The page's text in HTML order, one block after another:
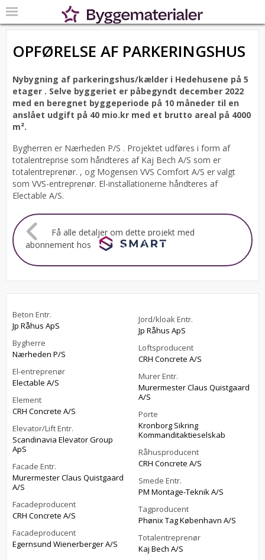
OPFØRELSE AF PARKERINGSHUS
Nybygning af parkeringshus/kælder i Hedehusene på 5
etager . Selve byggeriet er påbegyndt december 2022
med en beregnet byggeperiode på 10 måneder til en
anslået udgift på 40 mio.kr med et brutto areal på 4000
m².
Bygherren er Nærheden P/S . Projektet udføres i form af
totalentreprise som håndteres af Kaj Bech A/S som er
totalentreprenør. , og Mogensen VVS Comfort A/S er valgt
som VVS-entreprenør. El-installationerne håndteres af
Electable A/S.
Få alle detaljer om dette projekt med
abonnement hos
Beton Entr.
Jp Råhus ApS
Bygherre
Nærheden P/S
El-entreprenør
Electable A/S
Element
CRH Concrete A/S
Elevator/Lift Entr.
Scandinavia Elevator Group
ApS
Facade Entr.
Murermester Claus Quistgaard
A/S
Facadeproducent
CRH Concrete A/S
Facadeproducent
Egernsund Wienerberger A/S
Jord/kloak Entr.
Jp Råhus ApS
Loftsproducent
CRH Concrete A/S
Murer Entr.
Murermester Claus Quistgaard
A/S
Porte
Kronborg Sikring
Kommanditaktieselskab
Råhusproducent
CRH Concrete A/S
Smede Entr.
PM Montage-Teknik A/S
Tagproducent
Phønix Tag København A/S
Totalentreprenør
Kaj Bech A/S